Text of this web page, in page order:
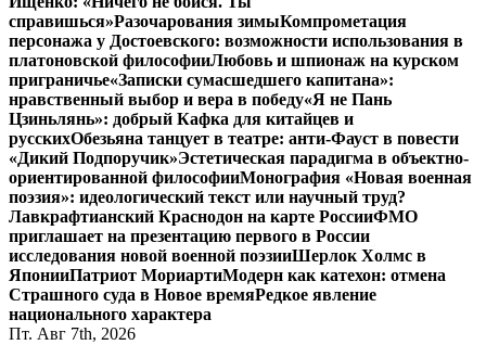
справишься»Разочарования зимыКомпрометация
персонажа у Достоевского: возможности использования в
платоновской философииЛюбовь и шпионаж на курском
приграничье«Записки сумасшедшего капитана»:
нравственный выбор и вера в победу«Я не Пань
Цзиньлянь»: добрый Кафка для китайцев и
русскихОбезьяна танцует в театре: анти-Фауст в повести
«Дикий Подпоручик»Эстетическая парадигма в объектно-
ориентированной философииМонография «Новая военная
поэзия»: идеологический текст или научный труд?
Лавкрафтианский Краснодон на карте РоссииФМО
приглашает на презентацию первого в России
исследования новой военной поэзииШерлок Холмс в
ЯпонииПатриот МориартиМодерн как катехон: отмена
Страшного суда в Новое времяРедкое явление
национального характера
Пт. Авг 7th, 2026